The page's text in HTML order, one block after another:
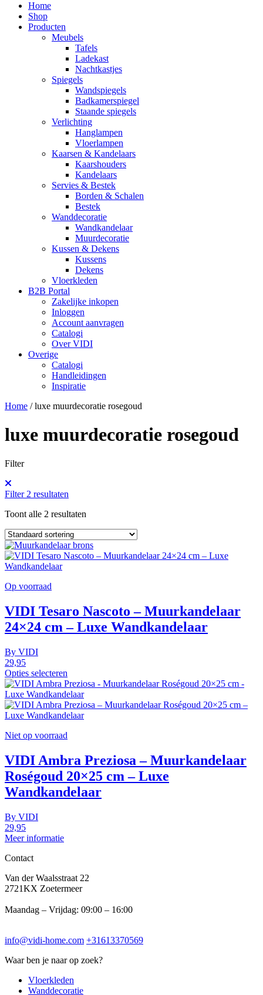
Home
Shop
Producten
Meubels
Tafels
Ladekast
Nachtkastjes
Spiegels
Wandspiegels
Badkamerspiegel
Staande spiegels
Verlichting
Hanglampen
Vloerlampen
Kaarsen & Kandelaars
Kaarshouders
Kandelaars
Servies & Bestek
Borden & Schalen
Bestek
Wanddecoratie
Wandkandelaar
Muurdecoratie
Kussen & Dekens
Kussens
Dekens
Vloerkleden
B2B Portal
Zakelijke inkopen
Inloggen
Account aanvragen
Catalogi
Over VIDI
Overige
Catalogi
Handleidingen
Inspiratie
Home /luxe muurdecoratie rosegoud
luxe muurdecoratie rosegoud
Filter
Filter 2 resultaten
Toont alle 2 resultaten
Op voorraad
VIDI Tesaro Nascoto – Muurkandelaar
24×24 cm – Luxe Wandkandelaar
By VIDI
29,95
Opties selecteren
Niet op voorraad
VIDI Ambra Preziosa – Muurkandelaar
Roségoud 20×25 cm – Luxe
Wandkandelaar
By VIDI
29,95
Meer informatie
Contact
Van der Waalsstraat 22
2721KX Zoetermeer
Maandag – Vrijdag: 09:00 – 16:00
info@vidi-home.com +31613370569
Waar ben je naar op zoek?
Vloerkleden
Wanddecoratie